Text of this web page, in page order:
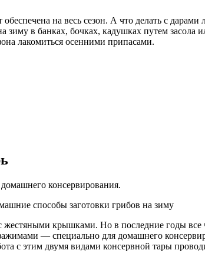
на весь сезон. А что делать с дарами
зиму в банках, бочках, кадушках путем засола
лакомиться осенними припасами.
консервирования.
крышками. Но в последние годы все
— специально для домашнего
с этим двумя видами консервной тары